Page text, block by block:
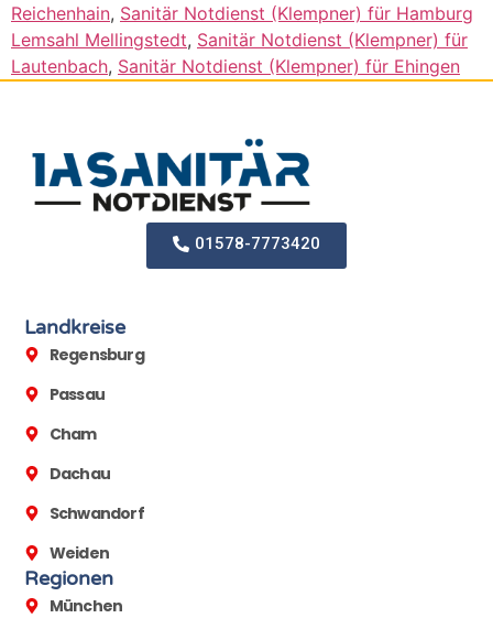
Reichenhain, Sanitär Notdienst (Klempner) für Hamburg
Lemsahl Mellingstedt, Sanitär Notdienst (Klempner) für
Lautenbach, Sanitär Notdienst (Klempner) für Ehingen
01578-7773420
Landkreise
Regensburg
Passau
Cham
Dachau
Schwandorf
Weiden
Regionen
München